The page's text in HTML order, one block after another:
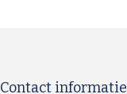
Contact informatie